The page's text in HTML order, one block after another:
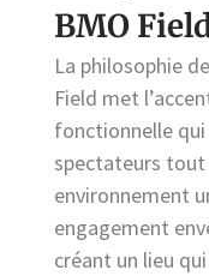
BMO
La philosophie
Field met
fonctionnelle qui
spectateurs tout
environnement
engagement
créant un lieu